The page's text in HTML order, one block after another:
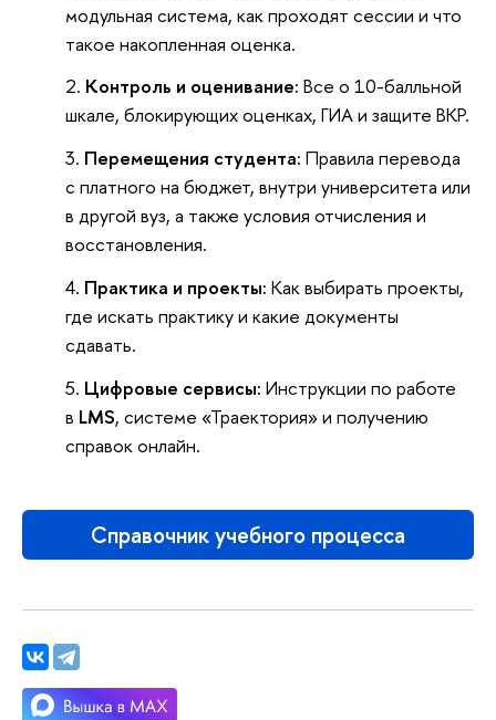
модульная система, как проходят сессии и что
такое накопленная оценка.
Контроль и оценивание: Все о 10-балльной
шкале, блокирующих оценках, ГИА и защите ВКР.
Перемещения студента: Правила перевода
с платного на бюджет, внутри университета или
в другой вуз, а также условия отчисления и
восстановления.
Практика и проекты: Как выбирать проекты,
где искать практику и какие документы
сдавать.
Цифровые сервисы: Инструкции по работе
в LMS, системе «Траектория» и получению
справок онлайн.
Справочник учебного процесса